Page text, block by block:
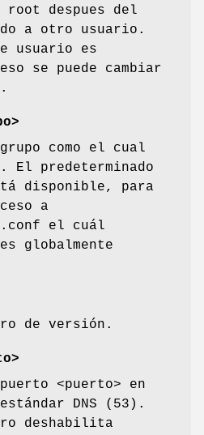
despues del
a otro usuario.
usuario es
se puede cambiar
como el cual
El predeterminado
disponible, para
a
el cuál
globalmente
de versión.
<puerto> en
DNS (53).
deshabilita